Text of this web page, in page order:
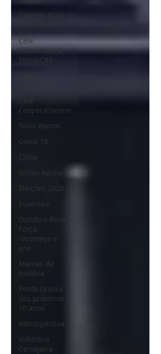
CBN EM BOM
CBN
ECONOMIA E
FINANÇAS
CBN
Cooperativismo
Silvio Barros
Covid-19
Clima
Gilson Aguiar
Eleições 2020
Especiais
Outubro Rosa:
Força,
recomeço e
pre
Marcas da
história
Ponta Grossa
dos próximos
10 anos
Retrospectiva
Indústria
Cervejeira